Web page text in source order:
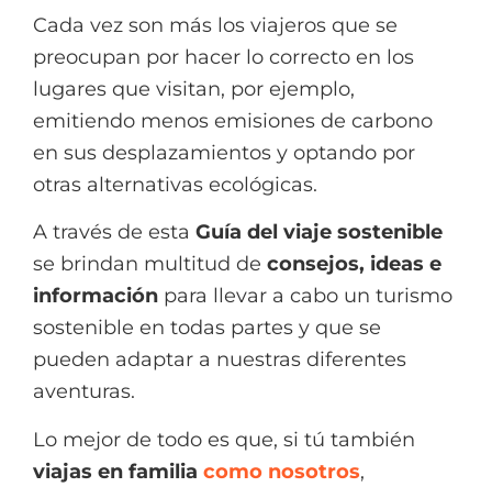
Cada vez son más los viajeros que se
preocupan por hacer lo correcto en los
lugares que visitan, por ejemplo,
emitiendo menos emisiones de carbono
en sus desplazamientos y optando por
otras alternativas ecológicas.
A través de esta Guía del viaje sostenible
se brindan multitud de consejos, ideas e
información para llevar a cabo un turismo
sostenible en todas partes y que se
pueden adaptar a nuestras diferentes
aventuras.
Lo mejor de todo es que, si tú también
viajas en familia como nosotros,